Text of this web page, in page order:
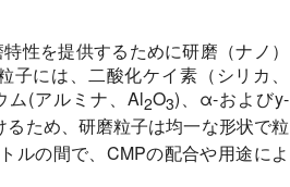
性を提供するために研磨（ナノ）
には、二酸化ケイ素（シリカ、
ム(アルミナ、Al2O3)、α-およびy-
ため、研磨粒子は均一な形状で粒
ルの間で、CMPの配合や用途によ